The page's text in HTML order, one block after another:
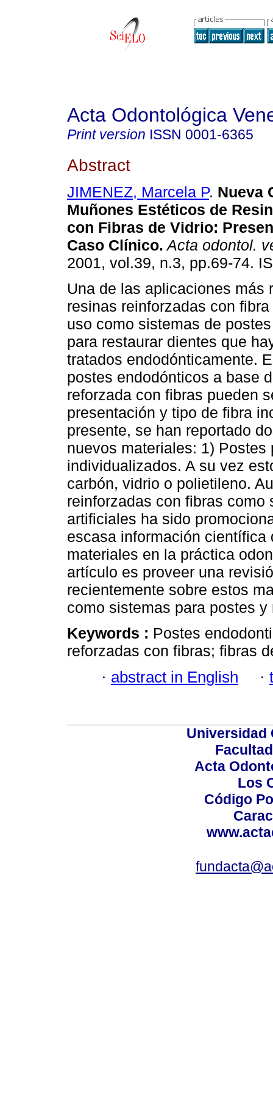
Acta Odontológica
Print version ISSN 0001-6365
Abstract
JIMENEZ, Marcela P. Nueva
Muñones Estéticos de
con Fibras de Vidrio:
Caso Clínico. Acta odontol.
2001, vol.39, n.3, pp.69-74.
Una de las aplicaciones más
resinas reinforzadas con
uso como sistemas de
para restaurar dientes que
tratados endodónticamente.
postes endodónticos a base
reforzada con fibras pueden
presentación y tipo de fibra
presente, se han reportado
nuevos materiales: 1)
individualizados. A su vez
carbón, vidrio o polietileno.
reinforzadas con fibras como
artificiales ha sido
escasa información
materiales en la práctica
artículo es proveer una
recientemente sobre estos
como sistemas para postes
Keywords : Postes
reforzadas con fibras; fibras
· abstract in English ·
Universidad
Acta
Los
Código